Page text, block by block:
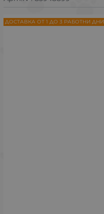
ДОСТАВКА ОТ 1 ДО 3 РАБОТНИ ДНИ